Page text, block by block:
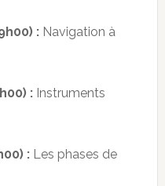
:Navigation à
:Instruments
:Les phases de